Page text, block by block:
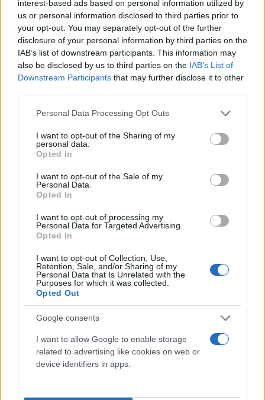
interest-based ads based on personal information utilized by
us or personal information disclosed to third parties prior to
your opt-out. You may separately opt-out of the further
disclosure of your personal information by third parties on the
IAB’s list of downstream participants. This information may
also be disclosed by us to third parties on the IAB’s List of
Downstream Participants that may further disclose it to other
Please note that this website/app uses one or more Google
not limited to your visit or usage behaviour. You may click to
grant or deny consent to Google and its third-party tags to
use your data for below specified purposes in below Google
consent section.
Personal Data Processing Opt Outs
I want to opt-out of the Sharing of my
personal data.
Opted In
I want to opt-out of the Sale of my
Personal Data.
Opted In
I want to opt-out of processing my
Personal Data for Targeted Advertising.
Opted In
I want to opt-out of Collection, Use,
Retention, Sale, and/or Sharing of my
Personal Data that Is Unrelated with the
Purposes for which it was collected.
Opted Out
Google consents
I want to allow Google to enable storage
related to advertising like cookies on web or
device identifiers in apps.
Σημειώνεται πως η ΕΜΥ έχει επικαιροποιήσει
με το οποίο μέχρι το βράδυ της Κυριακής (7/1) θα
συνεχιστούν οι καταιγίδες και οι θυελλώδεις
άνεμοι.
Σύμφωνα με την επικαιροποίηση του έκτακτου
δελτίου επιδείνωσης του καιρού, η κακοκαιρία θα
συνεχιστεί έως και τις βραδινές ώρες της Κυριακής